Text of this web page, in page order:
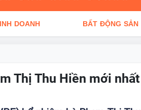
DOANH BẤT ĐỘNG SẢN
Thị Thu Hiền mới nhất